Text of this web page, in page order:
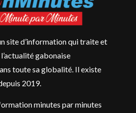
site d’information qui traite et
gabonaise
toute sa globalité. Il existe
2019.
minutes par minutes